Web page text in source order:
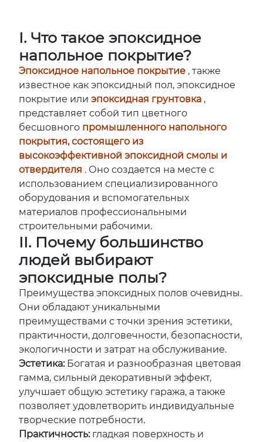
I. Что такое эпоксидное
напольное покрытие?
Эпоксидное напольное покрытие , также
известное как эпоксидный пол, эпоксидное
покрытие или эпоксидная грунтовка ,
представляет собой тип цветного
бесшовного промышленного напольного
покрытия, состоящего из
высокоэффективной эпоксидной смолы и
отвердителя . Оно создается на месте с
использованием специализированного
оборудования и вспомогательных
материалов профессиональными
строительными рабочими.
II. Почему большинство
людей выбирают
эпоксидные полы?
Преимущества эпоксидных полов очевидны.
Они обладают уникальными
преимуществами с точки зрения эстетики,
практичности, долговечности, безопасности,
экологичности и затрат на обслуживание.
Эстетика: Богатая и разнообразная цветовая
гамма, сильный декоративный эффект,
улучшает общую эстетику гаража, а также
позволяет удовлетворить индивидуальные
творческие потребности.
Практичность: гладкая поверхность и